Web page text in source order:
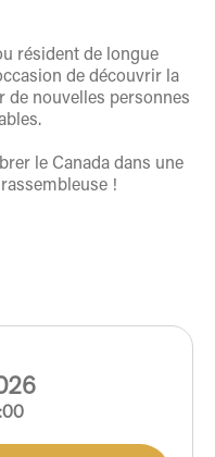
résident de longue
de découvrir la
de nouvelles personnes
le Canada dans une
!